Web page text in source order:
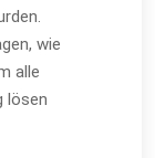
wie
alle
lösen